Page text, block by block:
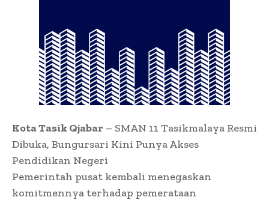
Kota Tasik Qjabar – SMAN 11 Tasikmalaya Resmi
Dibuka, Bungursari Kini Punya Akses
Pendidikan Negeri
Pemerintah pusat kembali menegaskan
komitmennya terhadap pemerataan